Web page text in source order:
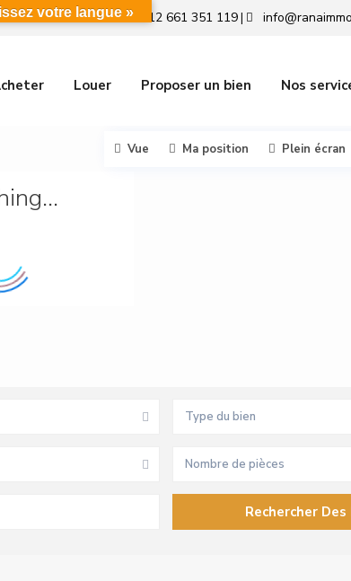
+212 661 351 119|
Louer Proposer un bien Nos
Vue Ma position Plein écran
Type du bien
Nombre de pièces
votre langue »